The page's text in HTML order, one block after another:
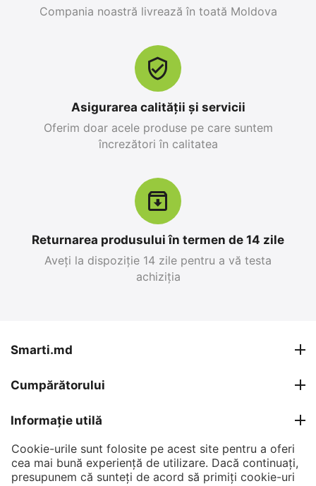
Apple iPhone 17 Pro
MDL
MDL -12%
Apple iPhone 17 Pro
în stoc
28 299 MDL -10%
în stoc
26 999MDL
30 799 MDL -12%
19%
Compania noastră livrează în toată Moldova
Asigurarea calității și servicii
Oferim doar acele produse pe care suntem
încrezători în calitatea
Returnarea produsului în termen de 14 zile
Aveți la dispoziție 14 zile pentru a vă testa
achiziția
Smarti.md
Cumpărătorului
Informație utilă
Contul meu
Cookie-urile sunt folosite pe acest site pentru a oferi
cea mai bună experiență de utilizare. Dacă continuați,
presupunem că sunteți de acord să primiți cookie-uri